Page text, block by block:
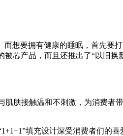
想要拥有健康的睡眠，首先要
芯产品，而且还推出了“以旧换
肤接触温和不刺激，为消费者
填充设计深受消费者们的